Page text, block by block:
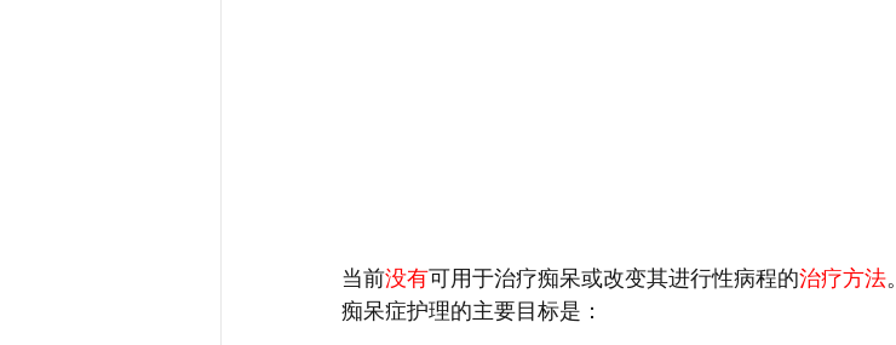
当前没有可用于治疗痴呆或改变其进行性病程的治疗方法。
痴呆症护理的主要目标是：